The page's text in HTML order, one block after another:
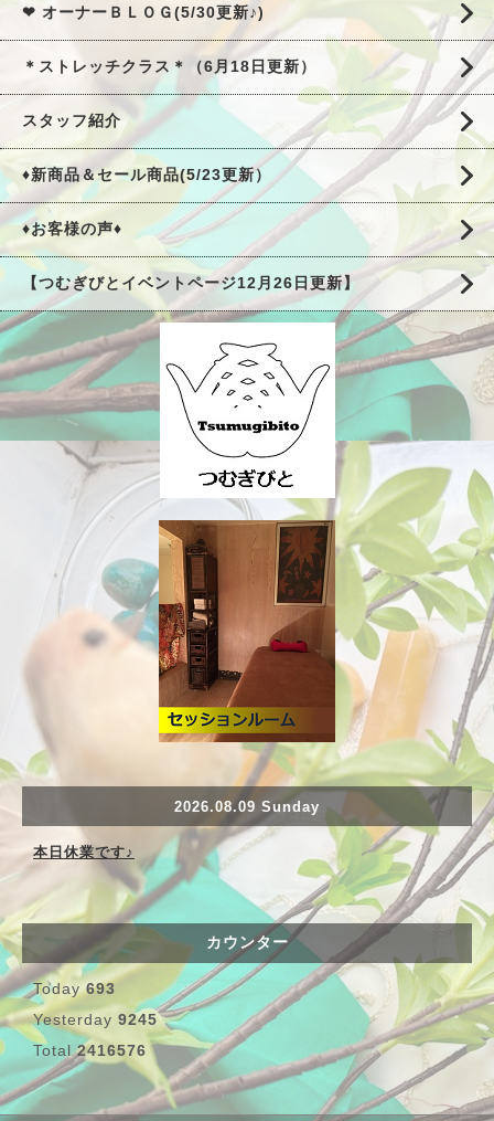
❤ オーナーＢＬＯＧ(5/30更新♪)
＊ストレッチクラス＊（6月18日更新）
スタッフ紹介
♦新商品＆セール商品(5/23更新）
♦お客様の声♦
【つむぎびとイベントページ12月26日更新】
2026.08.09 Sunday
本日休業です♪
カウンター
Today693
Yesterday 9245
Total2416576